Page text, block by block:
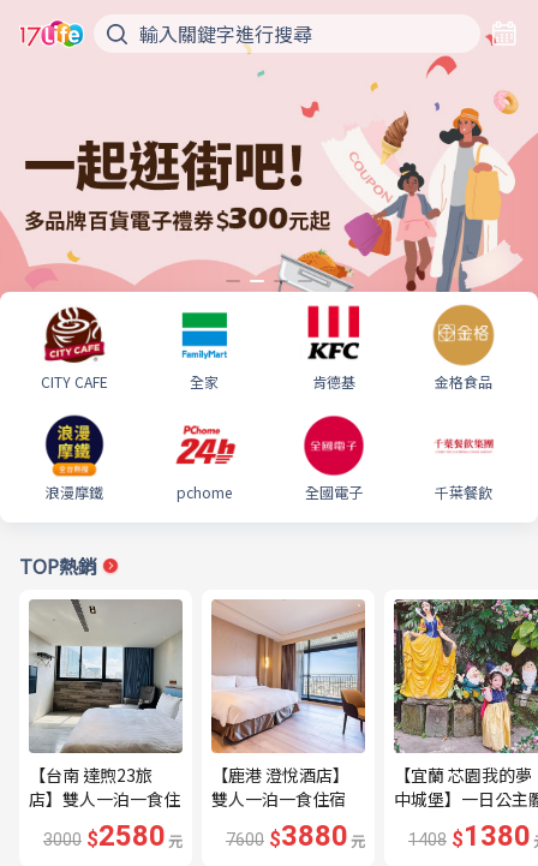
CITY CAFE 全家 肯德基 金格食品
浪漫摩鐵 pchome 全國電子 千葉餐飲
TOP熱銷
【台南 達煦23旅
店】雙人一泊一食住
宿券---🔥近海安路
商圈🔥
3000 $2580元
【鹿港 澄悅酒店】
雙人一泊一食住宿
券---🔥平日限量升
等家庭房、贈兩小🔥
7600 $3880元
【宜蘭 芯園我的夢
中城堡】一日公主
驗券---🔥含歐式下
午茶及換裝🔥
1408 $1380